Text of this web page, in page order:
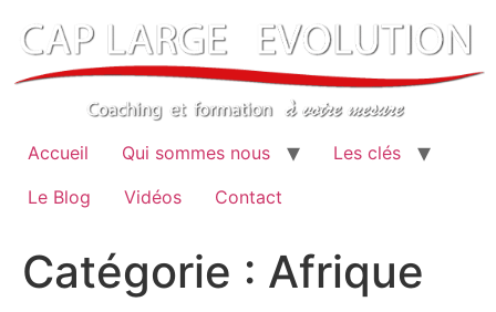
contenu
Accueil Qui sommes nous
Les clés
Le Blog
Vidéos Contact
Catégorie : Afrique